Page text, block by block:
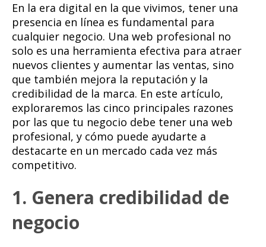
En la era digital en la que vivimos, tener una
presencia en línea es fundamental para
cualquier negocio. Una web profesional no
solo es una herramienta efectiva para atraer
nuevos clientes y aumentar las ventas, sino
que también mejora la reputación y la
credibilidad de la marca. En este artículo,
exploraremos las cinco principales razones
por las que tu negocio debe tener una web
profesional, y cómo puede ayudarte a
destacarte en un mercado cada vez más
competitivo.
1. Genera credibilidad de
negocio